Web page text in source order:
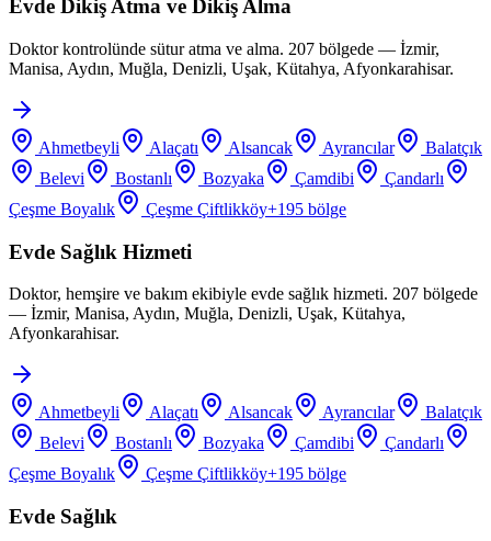
Evde Dikiş Atma ve Dikiş Alma
Doktor kontrolünde sütur atma ve alma. 207 bölgede — İzmir,
Manisa, Aydın, Muğla, Denizli, Uşak, Kütahya, Afyonkarahisar.
Ahmetbeyli Alaçatı Alsancak Ayrancılar
Balatçık
Belevi
Bostanlı Bozyaka Çamdibi
Çandarlı
Çeşme Boyalık
Çeşme Çiftlikköy+195 bölge
Evde Sağlık Hizmeti
Doktor, hemşire ve bakım ekibiyle evde sağlık hizmeti. 207 bölgede
— İzmir, Manisa, Aydın, Muğla, Denizli, Uşak, Kütahya,
Afyonkarahisar.
Ahmetbeyli Alaçatı Alsancak Ayrancılar
Balatçık
Belevi
Bostanlı Bozyaka Çamdibi
Çandarlı
Çeşme Boyalık
Çeşme Çiftlikköy+195 bölge
Evde Sağlık